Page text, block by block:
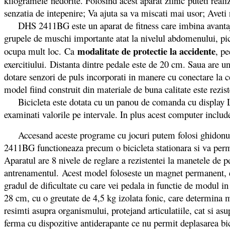
senzatia de intepenire; Va ajuta sa va miscati mai usor;
DHS 2411BG este un aparat de fitness care imbina
grupele de muschi importante atat la nivelul abdomenului,
ocupa mult loc. Ca modalitate de protectie la accidente,
exercitiului. Distanta dintre pedale este de 20 cm. Saua are
dotare senzori de puls incorporati in manere cu conectare
model fiind construit din materiale de buna calitate este
Bicicleta este dotata cu un panou de comanda cu display
examinati valorile pe intervale. In plus acest computer
Accesand aceste programe cu jocuri putem folosi
2411BG functioneaza precum o bicicleta stationara si va
Aparatul are 8 nivele de reglare a rezistentei la manetele de
antrenamentul. Acest model foloseste un magnet
gradul de dificultate cu care vei pedala in functie de modul
28 cm, cu o greutate de 4,5 kg izolata fonic, care
resimti asupra organismului, protejand articulatiile, cat si
ferma cu dispozitive antiderapante ce nu permit deplasarea